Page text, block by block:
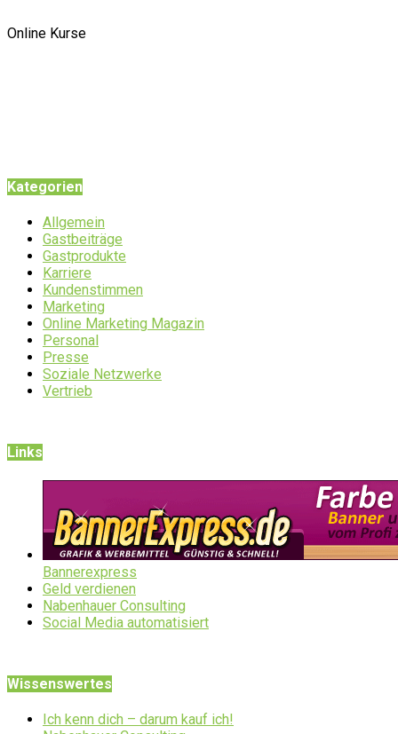
Online Kurse
Kategorien
Allgemein
Gastbeiträge
Gastprodukte
Karriere
Kundenstimmen
Marketing
Online Marketing Magazin
Personal
Presse
Soziale Netzwerke
Vertrieb
Links
Bannerexpress
Geld verdienen
Nabenhauer Consulting
Social Media automatisiert
Wissenswertes
Ich kenn dich – darum kauf ich!